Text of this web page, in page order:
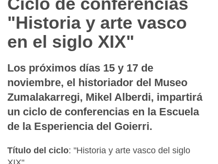
"Historia y arte vasco
en el siglo XIX"
Los próximos días 15 y 17 de
noviembre, el historiador del Museo
Zumalakarregi, Mikel Alberdi, impartirá
un ciclo de conferencias en la Escuela
de la Esperiencia del Goierri.
Título del ciclo: "Historia y arte vasco del siglo